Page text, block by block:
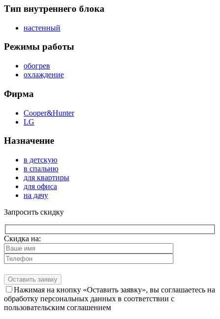
Тип внутреннего блока
настенный
Режимы работы
обогрев
охлаждение
Фирма
Cooper&Hunter
LG
Назначение
в детскую
в спальню
для квартиры
для офиса
на дачу
Запросить скидку
Скидка на:
Нажимая на кнопку «Оставить заявку», вы соглашаетесь на
обработку персональных данных в соответствии с
пользовательским соглашением